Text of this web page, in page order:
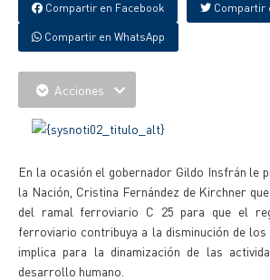
Compartir en Facebook Compartir
Compartir en WhatsApp
Acciones
En la ocasión el gobernador Gildo Insfrán le
la Nación, Cristina Fernández de Kirchner
del ramal ferroviario C 25 para que el
ferroviario contribuya a la disminución de
implica para la dinamización de las
desarrollo humano.